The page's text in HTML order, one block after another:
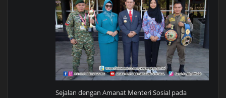
Sejalan dengan Amanat Menteri Sosial pada